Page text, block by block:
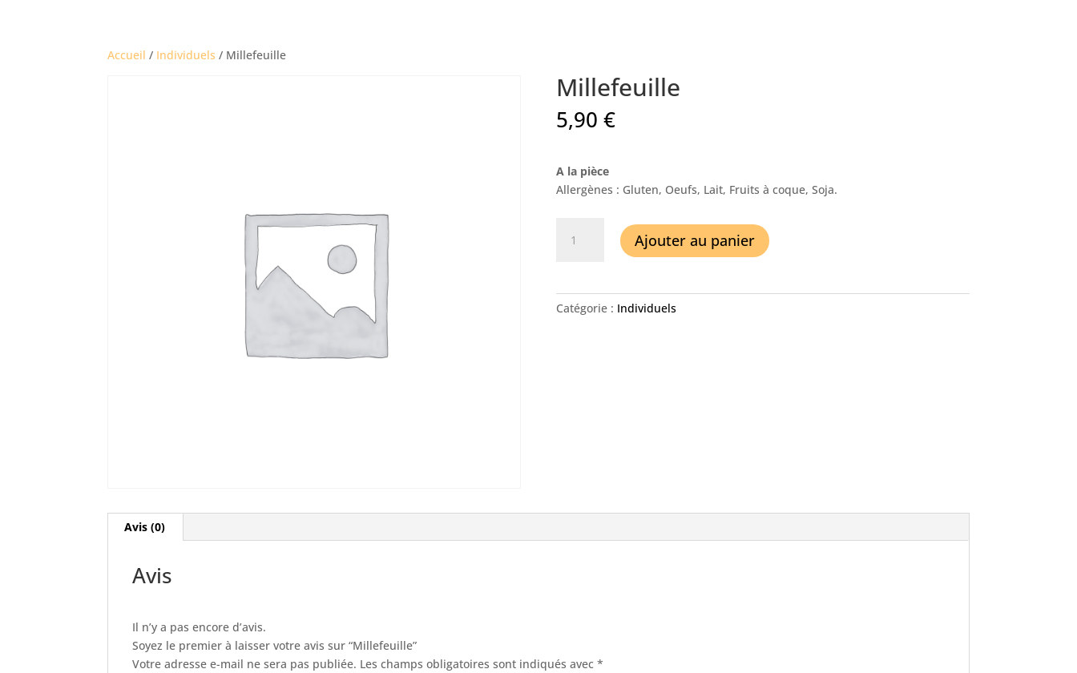
Accueil / Individuels / Millefeuille
Millefeuille
5,90 €
A la pièce
Allergènes : Gluten, Oeufs, Lait, Fruits à coque, Soja.
Ajouter au panier
Catégorie : Individuels
Avis (0)
Avis
Il n’y a pas encore d’avis.
Soyez le premier à laisser votre avis sur “Millefeuille”
Votre adresse e-mail ne sera pas publiée. Les champs obligatoires sont indiqués avec*